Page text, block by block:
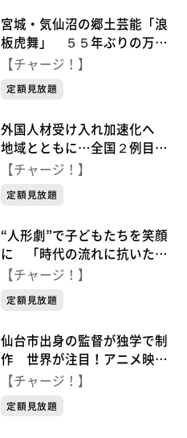
宮城・気仙沼の郷土芸能「浪
板虎舞」 ５５年ぶりの万博
に懸ける８０歳男性の思い
【チャージ！】
定額見放題
外国人材受け入れ加速化へ
地域とともに…全国２例目の
公立日本語学校「おおさき日
【チャージ！】
定額見放題
“人形劇”で子どもたちを笑顔
に 「時代の流れに抗いた
い」女性の思い
【チャージ！】
定額見放題
仙台市出身の監督が独学で制
作 世界が注目！アニメ映画
に込めた思い
【チャージ！】
定額見放題